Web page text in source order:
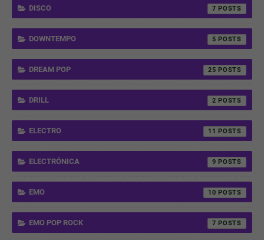
DISCO 7
DOWNTEMPO 5
DREAM POP 25
DRILL 2
ELECTRO 11
ELECTRÓNICA 9
EMO 10
EMO POP ROCK 7